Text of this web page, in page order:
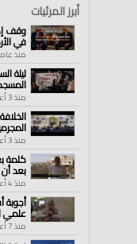
أبرز المرئيات
وقف
في
منذ
منذ 3 أعوام
منذ 3 أعوام
كلمة
بعد
منذ 4 أعوام
علمي
منذ 7 أعوام